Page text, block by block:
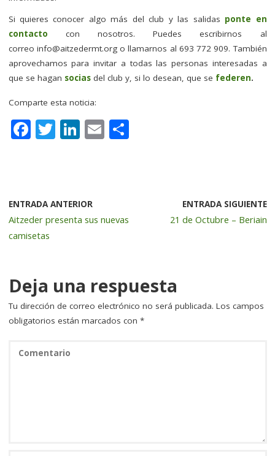
Si quieres conocer algo más del club y las salidas ponte en
contacto
con nosotros. Puedes escribirnos al
correo info@aitzedermt.orgo llamarnos al 693 772 909. También
aprovechamos para invitar a todas las personas interesadas a
que se hagan socias del club y, si lo desean, que se federen.
Comparte esta noticia:
F
b
o
o
T
r
Li
dI
n
E C
ENTRADA ANTERIOR
Aitzeder presenta sus nuevas
camisetas
ENTRADA SIGUIENTE
21 de Octubre – Beriain
Deja una respuesta
Tu dirección de correo electrónico no será publicada. Los campos
obligatorios están marcados con *